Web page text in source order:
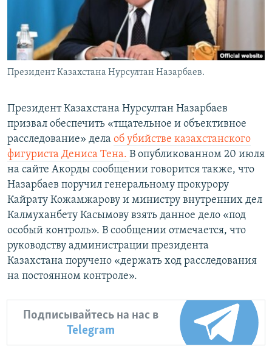
Президент Казахстана Нурсултан Назарбаев.
Президент Казахстана Нурсултан Назарбаев
призвал обеспечить «тщательное и объективное
расследование» дела об убийстве казахстанского
фигуриста Дениса Тена. В опубликованном 20 июля
на сайте Акорды сообщении говорится также, что
Назарбаев поручил генеральному прокурору
Кайрату Кожамжарову и министру внутренних дел
Калмуханбету Касымову взять данное дело «под
особый контроль». В сообщении отмечается, что
руководству администрации президента
Казахстана поручено «держать ход расследования
на постоянном контроле».
Подписывайтесь на нас в
Telegram